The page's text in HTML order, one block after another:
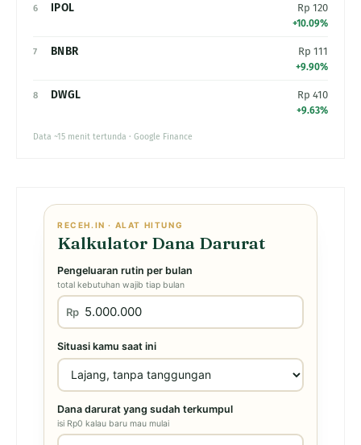
6 IPOL Rp 120
+10.09%
7 BNBR Rp 111
+9.90%
8 DWGL Rp 410
+9.63%
Data ~15 menit tertunda · Google Finance
RECEH.IN · ALAT HITUNG
Kalkulator Dana Darurat
Pengeluaran rutin per bulan
total kebutuhan wajib tiap bulan
Rp
Situasi kamu saat ini
Dana darurat yang sudah terkumpul
isi Rp0 kalau baru mau mulai